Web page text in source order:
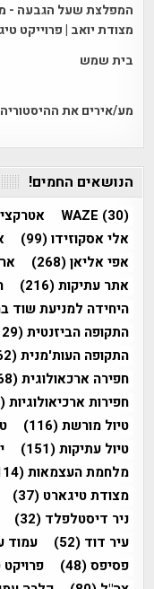
המפלצת שעל הגבעה -
מצודת יואב | פרוייקט
בית שמש
מע/אירים את ההיסטוריה
הנושאים החמים!
WAZE (30)
אלי אסקוזידו(99)
אפי אליאן(268)
אתר עתיקות(216)
היחידה למניעת שוד
התקופה הביזנטית(129)
התקופה העות'מנית(62)
חפירה ארכאולוגית(168)
חפירות ארכיאולוגיות(166)
טיול מורשת(116)
טיול עתיקות(151)
מלחמת העצמאות(114)
מצודת טיגארט (37)
ניר דיסטלפלד (32)
עיר דוד (52) עמוד
פסיפס(48)